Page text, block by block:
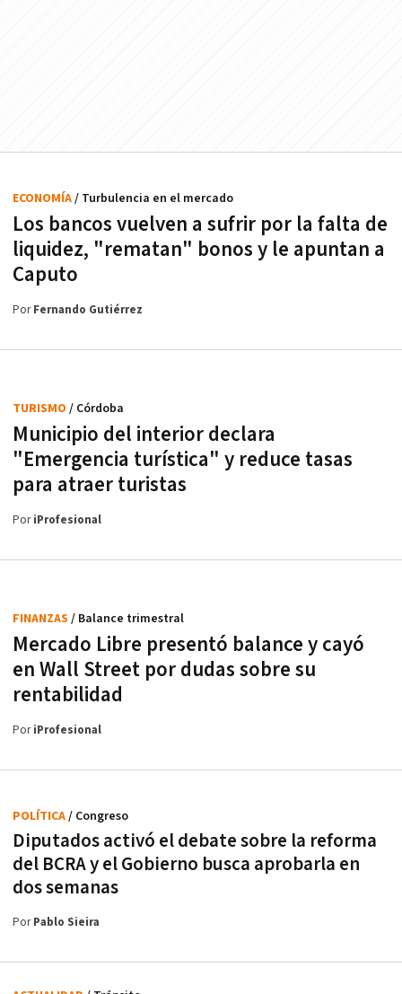
Los bancos vuelven a sufrir por la falta de
liquidez, "rematan" bonos y le apuntan a
Caputo
ECONOMÍA/ Turbulencia en el mercado
PorFernando Gutiérrez
Municipio del interior declara
"Emergencia turística" y reduce tasas
para atraer turistas
TURISMO / Córdoba
PoriProfesional
Mercado Libre presentó balance y cayó
en Wall Street por dudas sobre su
rentabilidad
FINANZAS / Balance trimestral
PoriProfesional
Diputados activó el debate sobre la reforma
del BCRA y el Gobierno busca aprobarla en
dos semanas
POLÍTICA/ Congreso
PorPablo Sieira